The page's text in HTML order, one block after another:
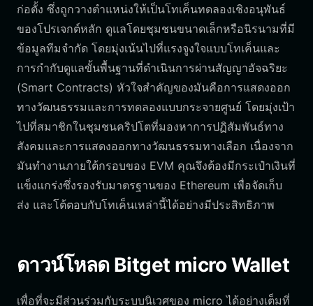
ก่อตั้ง ซึ่งถูกวางตำแหน่งให้เป็นโทเค็นทดลองเชิงอนุพันธ์
ของโปรเจกต์หลัก ดูแลโดยชุมชนขนาดเล็กหรือนิรนามที่มี
ข้อมูลทีมจำกัด โดยมุ่งเน้นไปที่แรงจูงใจแบบโทเค็นและ
การกำกับดูแลขั้นพื้นฐานที่ดำเนินการผ่านสัญญาอัจฉริยะ
(Smart Contracts) หัวใจสำคัญของมันคือการแสดงออก
ทางวัฒนธรรมและการทดลองแบบกระจายศูนย์ โดยมุ่งเป้า
ไปที่สมาชิกในชุมชนคริปโตที่มองหาการปฏิสัมพันธ์ทาง
สังคมและการแสดงออกทางวัฒนธรรมทางเลือก เนื่องจาก
มันทำงานภายใต้กรอบของ EVM คุณจึงต้องมีกระเป๋าเงินที่
แข็งแกร่งซึ่งรองรับมาตรฐานของ Ethereum เพื่อจัดเก็บ
ส่ง และโต้ตอบกับโทเค็นเหล่านี้ได้อย่างมีประสิทธิภาพ
ดาวน์โหลด Bitget micro Wallet
เพื่อที่จะมีส่วนร่วมกับระบบนิเวศของ micro ได้อย่างเต็มที่